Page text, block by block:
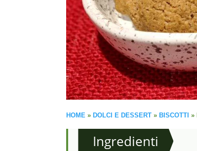
HOME » DOLCI E DESSERT » BISCOTTI »
Ingredienti